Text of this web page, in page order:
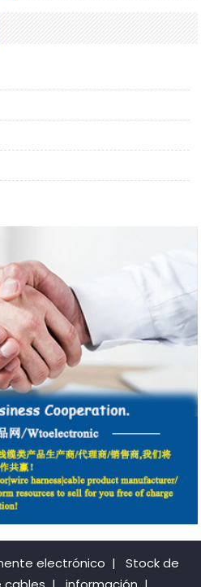
electrónico |
Stock de